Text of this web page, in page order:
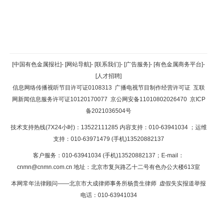
返回顶部
返回首页
[中国有色金属报社]- [网站导航]- [联系我们]- [广告服务]- [有色金属商务平台]-
[人才招聘]
信息网络传播视听节目许可证0108313 广播电视节目制作经营许可证 互联
网新闻信息服务许可证10120170077 京公网安备11010802026470 京ICP
备2021036504号
技术支持热线(7X24小时)：13522111285 内容支持：010-63941034 ；运维
支持：010-63971479 (手机)13520882137
客户服务：010-63941034 (手机)13520882137；E-mail：
cnmn@cnmn.com.cn 地址：北京市复兴路乙十二号有色办公大楼613室
本网常年法律顾问——北京市大成律师事务所杨贵生律师 虚假失实报道举报
电话：010-63941034